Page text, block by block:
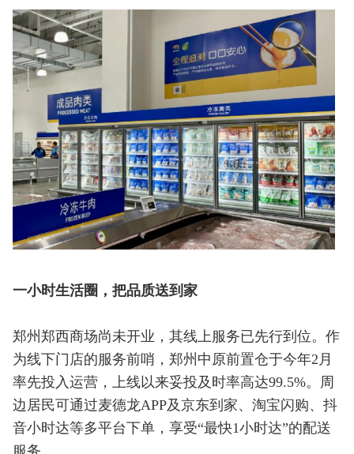
一小时生活圈，把品质送到家
郑州郑西商场尚未开业，其线上服务已先行到位。作
为线下门店的服务前哨，郑州中原前置仓于今年2月
率先投入运营，上线以来妥投及时率高达99.5%。周
边居民可通过麦德龙APP及京东到家、淘宝闪购、抖
音小时达等多平台下单，享受“最快1小时达”的配送
服务。